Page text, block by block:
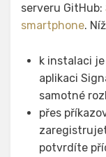
serveru GitHub:
smartphone.
k instalaci
aplikaci
samotné
přes
potvrdíte